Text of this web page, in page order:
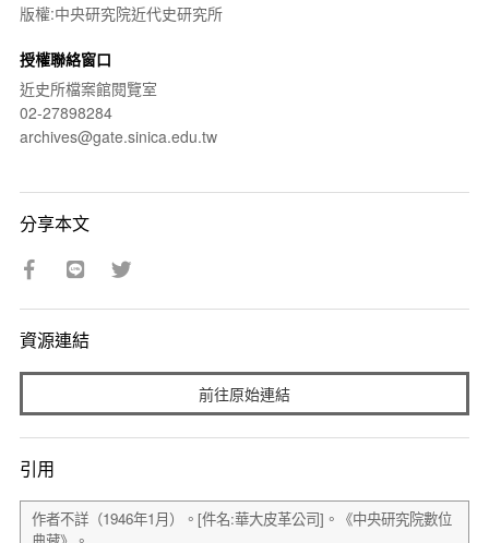
版權:中央研究院近代史研究所
授權聯絡窗口
近史所檔案館閱覽室
02-27898284
archives@gate.sinica.edu.tw
分享本文
資源連結
前往原始連結
引用